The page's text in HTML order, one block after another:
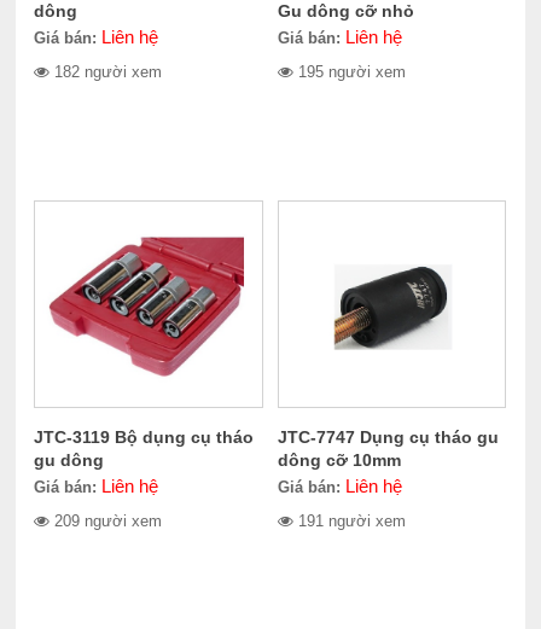
dông
Giá bán: Liên hệ
182 người xem
Gu dông cỡ nhỏ
Giá bán: Liên hệ
195 người xem
JTC-3119 Bộ dụng cụ tháo
gu dông
Giá bán: Liên hệ
209 người xem
JTC-7747 Dụng cụ tháo gu
dông cỡ 10mm
Giá bán: Liên hệ
191 người xem